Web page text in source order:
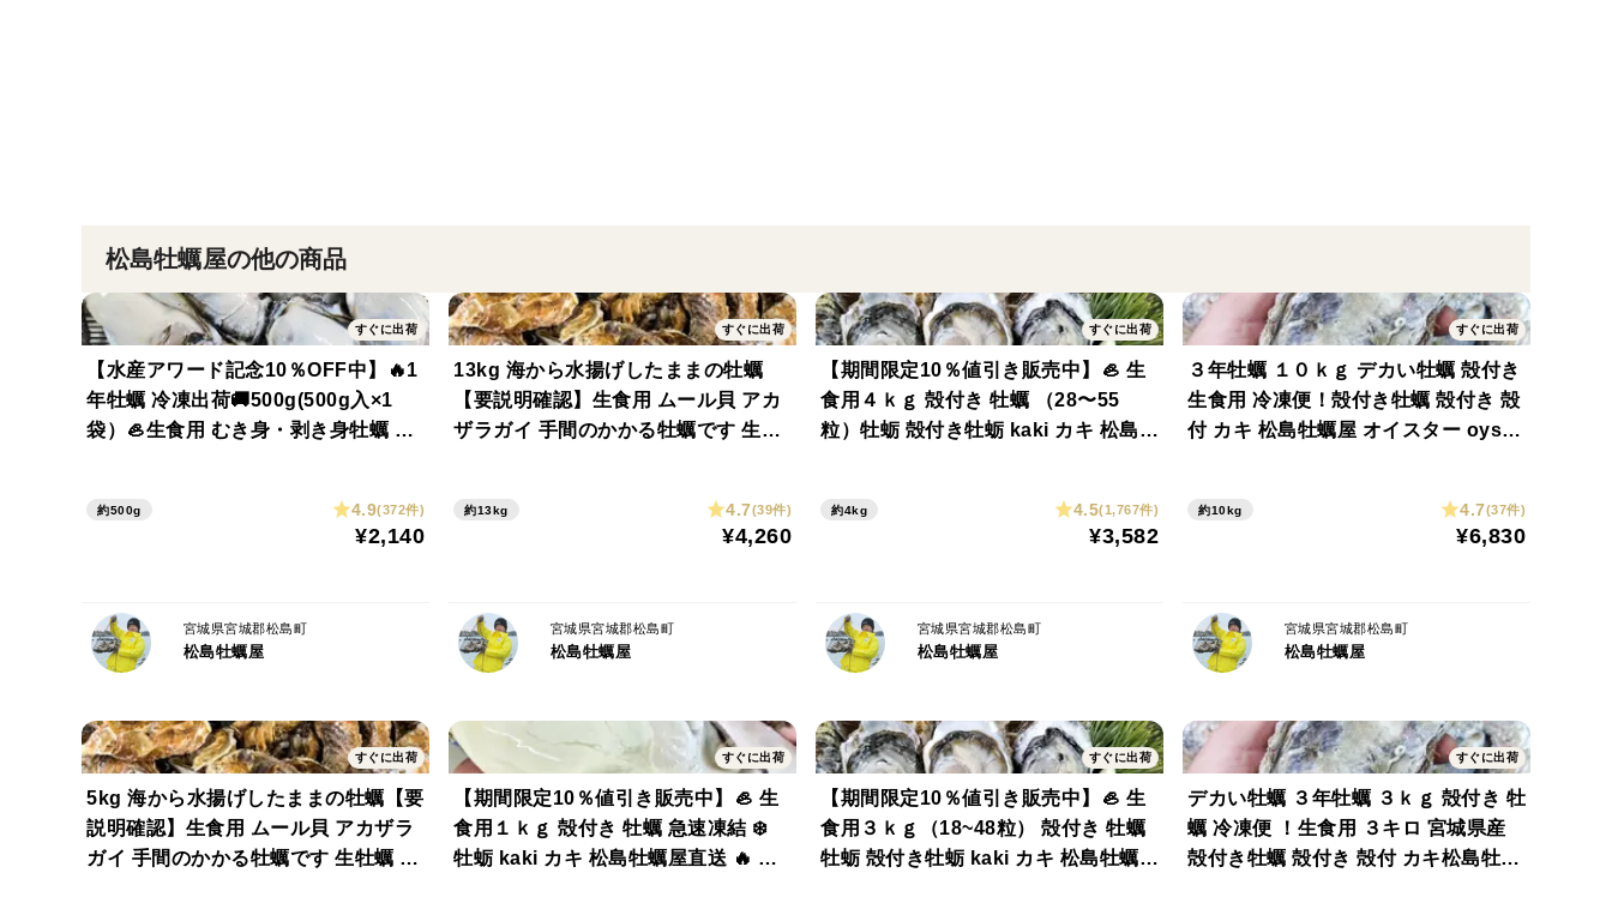
⏱️ 10分ほどで自然にムラなく解凍されます！途中で水交換してくださいね。
🍣おすすめレシピ紹介🍽️
🐟 寿司（にぎり）
🍶 刺し身
スダチや岩塩、わさび醤油などでさっぱりと！
ワタ（内臓）を外して胴を開き、軽く格子に切り目。
網焼きでさっと炙って醤油をジュッ！七味やマヨネーズも相性抜群。
📝 備考：
名称：シリヤケイカ
松島牡蠣屋の他の商品
すぐに出荷
【水産アワード記念10％OFF中】🔥1
年牡蠣 冷凍出荷🚚500g(500g入×1
袋）🦪生食用 むき身・剥き身牡蠣 冷
約500g 4.9(372件)
¥2,140
宮城県宮城郡松島町
松島牡蠣屋
すぐに出荷
13kg 海から水揚げしたままの牡蠣
【要説明確認】生食用 ムール貝 アカ
ザラガイ 手間のかかる牡蠣です 生牡
BBQ
約13kg 4.7(39件)
¥4,260
宮城県宮城郡松島町
松島牡蠣屋
すぐに出荷
【期間限定10％値引き販売中】🦪 生
食用４ｋｇ 殻付き 牡蠣 （28〜55
粒）牡蛎 殻付き牡蛎 kaki カキ 松島牡
約4kg 4.5(1,767件)
¥3,582
宮城県宮城郡松島町
松島牡蠣屋
すぐに出荷
３年牡蠣 １０ｋｇ デカい牡蠣 殻付き
生食用 冷凍便！殻付き牡蠣 殻付き 殻
付 カキ 松島牡蠣屋 オイスター oyste
約10kg 4.7(37件)
¥6,830
宮城県宮城郡松島町
松島牡蠣屋
すぐに出荷
5kg 海から水揚げしたままの牡蠣【要
説明確認】生食用 ムール貝 アカザラ
ガイ 手間のかかる牡蠣です 生牡蠣 牡
すぐに出荷
【期間限定10％値引き販売中】🦪 生
食用１ｋｇ 殻付き 牡蠣 急速凍結 ❄️
牡蛎 kaki カキ 松島牡蠣屋直送 🔥 BB
すぐに出荷
【期間限定10％値引き販売中】🦪 生
食用３ｋｇ（18~48粒） 殻付き 牡蠣
牡蛎 殻付き牡蛎 kaki カキ 松島牡蠣屋
すぐに出荷
デカい牡蠣 ３年牡蠣 ３ｋｇ 殻付き 牡
蠣 冷凍便 ！生食用 ３キロ 宮城県産
殻付き牡蠣 殻付き 殻付 カキ松島牡蠣